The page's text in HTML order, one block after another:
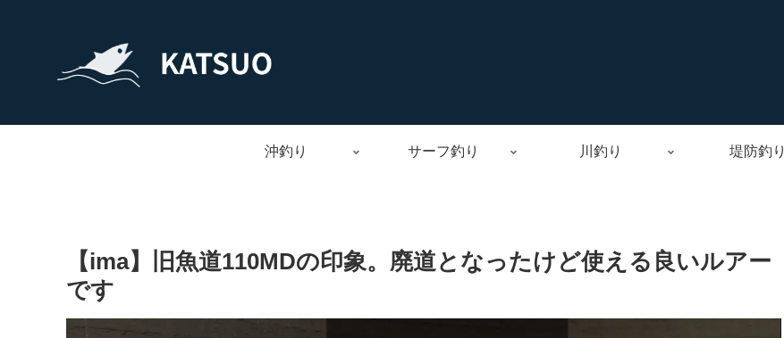
沖釣り サーフ釣り 川釣り 堤防釣り
【ima】旧魚道110MDの印象。廃道となったけど使える良いルアー
です